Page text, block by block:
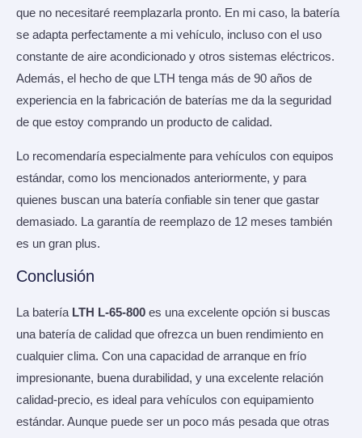
que no necesitaré reemplazarla pronto. En mi caso, la batería
se adapta perfectamente a mi vehículo, incluso con el uso
constante de aire acondicionado y otros sistemas eléctricos.
Además, el hecho de que LTH tenga más de 90 años de
experiencia en la fabricación de baterías me da la seguridad
de que estoy comprando un producto de calidad.
Lo recomendaría especialmente para vehículos con equipos
estándar, como los mencionados anteriormente, y para
quienes buscan una batería confiable sin tener que gastar
demasiado. La garantía de reemplazo de 12 meses también
es un gran plus.
Conclusión
La batería LTH L-65-800 es una excelente opción si buscas
una batería de calidad que ofrezca un buen rendimiento en
cualquier clima. Con una capacidad de arranque en frío
impresionante, buena durabilidad, y una excelente relación
calidad-precio, es ideal para vehículos con equipamiento
estándar. Aunque puede ser un poco más pesada que otras